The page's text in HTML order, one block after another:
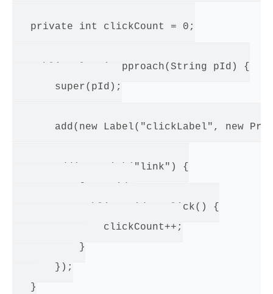
   private int clickCount = 0;
   public ClassicApproach(String pId) {
       super(pId);
add(new Label("clickLabel", new
       add(new Link("link") {
           public void onClick() {
               clickCount++;
           }
       });
   }